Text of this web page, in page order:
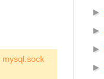
mysql.sock
►
►
►
►